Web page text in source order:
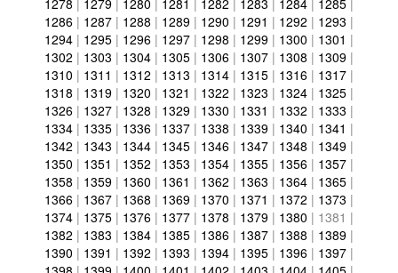
1278 | 1279 | 1280 | 1281 | 1282 | 1283 | 1284 | 1285 |
1286 | 1287 | 1288 | 1289 | 1290 | 1291 | 1292 | 1293 |
1294 | 1295 | 1296 | 1297 | 1298 | 1299 | 1300 | 1301 |
1302 | 1303 | 1304 | 1305 | 1306 | 1307 | 1308 | 1309 |
1310 | 1311 | 1312 | 1313 | 1314 | 1315 | 1316 | 1317 |
1318 | 1319 | 1320 | 1321 | 1322 | 1323 | 1324 | 1325 |
1326 | 1327 | 1328 | 1329 | 1330 | 1331 | 1332 | 1333 |
1334 | 1335 | 1336 | 1337 | 1338 | 1339 | 1340 | 1341 |
1342 | 1343 | 1344 | 1345 | 1346 | 1347 | 1348 | 1349 |
1350 | 1351 | 1352 | 1353 | 1354 | 1355 | 1356 | 1357 |
1358 | 1359 | 1360 | 1361 | 1362 | 1363 | 1364 | 1365 |
1366 | 1367 | 1368 | 1369 | 1370 | 1371 | 1372 | 1373 |
1374 | 1375 | 1376 | 1377 | 1378 | 1379 | 1380 | 1381 |
1382 | 1383 | 1384 | 1385 | 1386 | 1387 | 1388 | 1389 |
1390 | 1391 | 1392 | 1393 | 1394 | 1395 | 1396 | 1397 |